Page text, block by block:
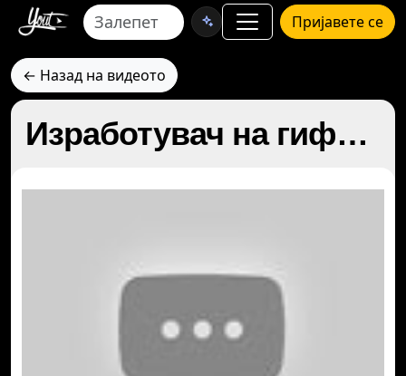
Пријавете се
← Назад на видеото
Изработувач на гифови